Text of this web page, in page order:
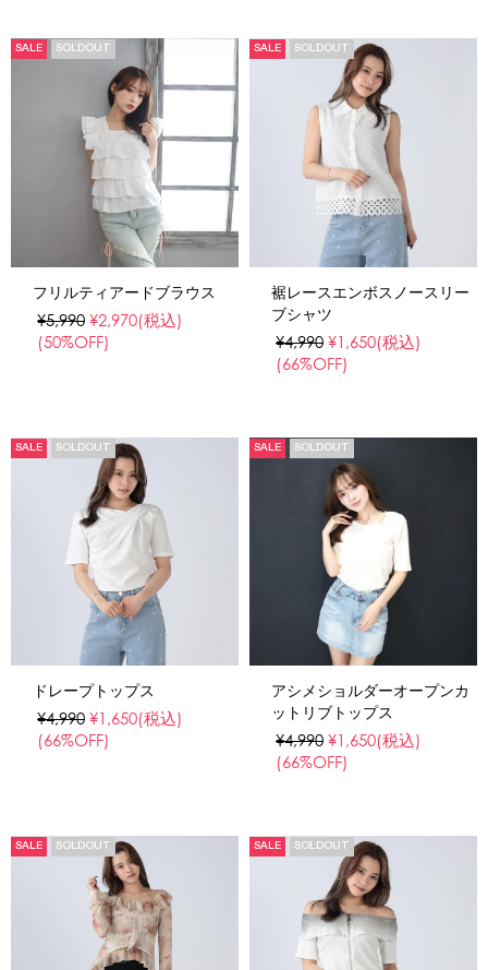
SALE SOLDOUT
フリルティアードブラウス
¥5,990 ¥2,970(税込)
(50%OFF)
SALE SOLDOUT
裾レースエンボスノースリー
ブシャツ
¥4,990 ¥1,650(税込)
(66%OFF)
SALE SOLDOUT
ドレープトップス
¥4,990 ¥1,650(税込)
(66%OFF)
SALE SOLDOUT
アシメショルダーオープンカ
ットリブトップス
¥4,990 ¥1,650(税込)
(66%OFF)
SALE SOLDOUT SALE SOLDOUT